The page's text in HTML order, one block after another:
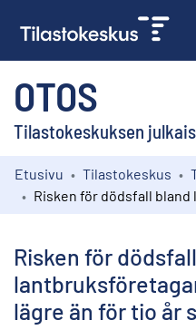
OTOS
Tilastokeskuksen
Kokoelmat
Etusivu Tilastokeskus
Risken för
lägre än för tio år